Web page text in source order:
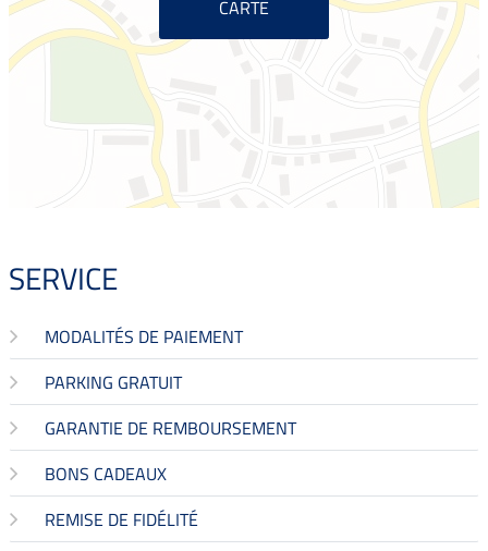
CARTE
SERVICE
MODALITÉS DE PAIEMENT
PARKING GRATUIT
GARANTIE DE REMBOURSEMENT
BONS CADEAUX
REMISE DE FIDÉLITÉ